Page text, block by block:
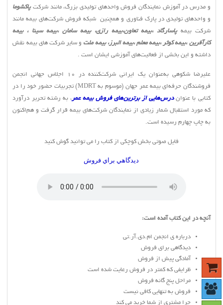
و مدرس در آموزش نمایندگان فروش واحدهای تولیدی بزرگ، مانند شرکتپاکشوما
و واحدهای تولیدی در پارک فناوری و همچنین شبکه فروش شرکت‌های بیمه مانند
شرکت بیمهپاسارگاد ،بیمه تعاون،بیمه رازی، بیمه سامان ،بیمه سینا ، بیمه
کارآفرین ،بیمه کوثر ،بیمه معلم ،بیمه البرز، بیمه ملت و سایر شرکت های بیمه نقش
داشته و این بخشی از فعالیت‌های آموزشی ایشان است .
علیرضا شکوهی به‌عنوان یک ایرانی شرکت‌کننده در 10 اجلاس جهانی انجمن
فروشندگان حرفه‌ای بیمه عمر جهان (موسوم به (MDRT تجربیات حضور خود را در
کتابی با عنواندرس‌هایی از برترین‌های فروش بیمه عمر، به رشته تحریر درآورد
که مورد استقبال شمار زیادی از نمایندگان شرکت‌های بیمه قرار گرفت و هم‌اکنون
به چاپ چهارم رسیده است.
فایل صوتی بخش کوچکی از کتاب را می توانید گوش کنید
ديدگاهي براي فروش
آنچه در اين كتاب آمده است:
درباره ي انجمن ام.دي.آر.تي
ديدگاهي براي فروش
آمادگي پيش از فروش
ظرايفي كه كمتر در فروش رعايت شده است
مراحل پنج گانه فروش
فروش به تنهايي كافي نيست
چرا مشتري از شما خريد مي كند